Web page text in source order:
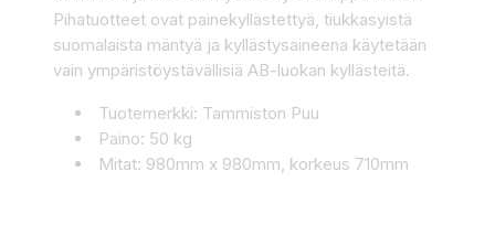
Pihatuotteet ovat painekyllästettyä, tiukkasyistä
suomalaista mäntyä ja kyllästysaineena käytetään
vain ympäristöystävällisiä AB-luokan kyllästeitä.
Tuotemerkki: Tammiston Puu
Paino: 50 kg
Mitat: 980mm x 980mm, korkeus 710mm